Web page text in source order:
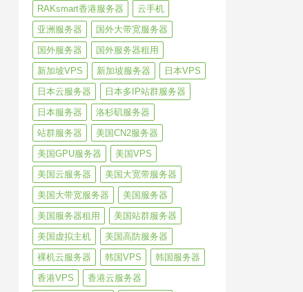
RAKsmart香港服务器
云手机
亚洲服务器
国外大带宽服务器
国外服务器
国外服务器租用
新加坡VPS
新加坡服务器
日本VPS
日本云服务器
日本多IP站群服务器
日本服务器
洛杉矶服务器
站群服务器
美国CN2服务器
美国GPU服务器
美国VPS
美国云服务器
美国大宽带服务器
美国大带宽服务器
美国服务器
美国服务器租用
美国站群服务器
美国虚拟主机
美国高防服务器
裸机云服务器
韩国VPS
韩国服务器
香港VPS
香港云服务器